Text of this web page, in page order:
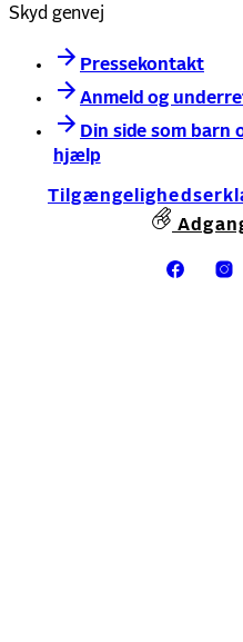
Skyd genvej
Pressekontakt
Anmeld og
Din side som barn
hjælp